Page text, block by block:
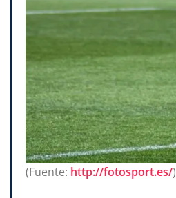
(Fuente: http://fotosport.es/)